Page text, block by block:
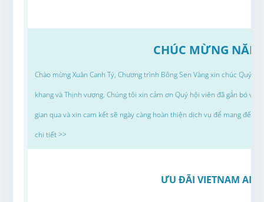
CHÚC MỪNG
Chào mừng Xuân Canh Tý, Chương trình Bông Sen Vàng xin chúc Quý
khang và Thịnh vượng. Chúng tôi xin cảm ơn Quý hội viên đã gắn bó và
gian qua và xin cam kết sẽ ngày càng hoàn thiện dịch vụ để mang đến…
chi tiết >>
ƯU ĐÃI VIETNAM